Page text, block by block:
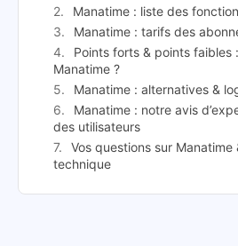
Manatime : liste des
Manatime : tarifs des
Points forts & points faibles
Manatime ?
Manatime : alternatives &
Manatime : notre avis
des utilisateurs
Vos questions sur Manatime
technique